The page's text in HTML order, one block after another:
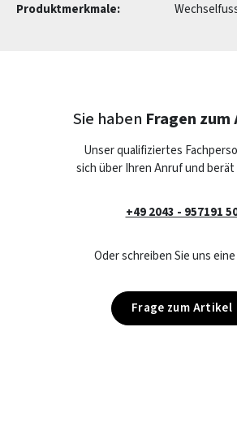
Produktmerkmale:
Sie haben Fragen
Unser qualifiziertes
sich über Ihren Anruf und berät
+49 2043 - 957191
Oder schreiben Sie uns eine
Frage zum Artikel